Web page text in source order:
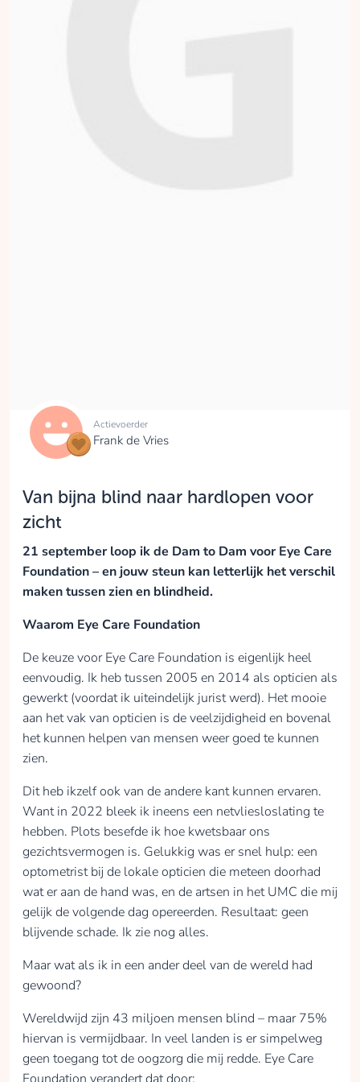
Actievoerder
Frank de Vries
Van bijna blind naar hardlopen voor
zicht
21 september loop ik de Dam to Dam voor Eye Care
Foundation – en jouw steun kan letterlijk het verschil
maken tussen zien en blindheid.
Waarom Eye Care Foundation
De keuze voor Eye Care Foundation is eigenlijk heel
eenvoudig. Ik heb tussen 2005 en 2014 als opticien als
gewerkt (voordat ik uiteindelijk jurist werd). Het mooie
aan het vak van opticien is de veelzijdigheid en bovenal
het kunnen helpen van mensen weer goed te kunnen
zien.
Dit heb ikzelf ook van de andere kant kunnen ervaren.
Want in 2022 bleek ik ineens een netvliesloslating te
hebben. Plots besefde ik hoe kwetsbaar ons
gezichtsvermogen is. Gelukkig was er snel hulp: een
optometrist bij de lokale opticien die meteen doorhad
wat er aan de hand was, en de artsen in het UMC die mij
gelijk de volgende dag opereerden. Resultaat: geen
blijvende schade. Ik zie nog alles.
Maar wat als ik in een ander deel van de wereld had
gewoond?
Wereldwijd zijn 43 miljoen mensen blind – maar 75%
hiervan is vermijdbaar. In veel landen is er simpelweg
geen toegang tot de oogzorg die mij redde. Eye Care